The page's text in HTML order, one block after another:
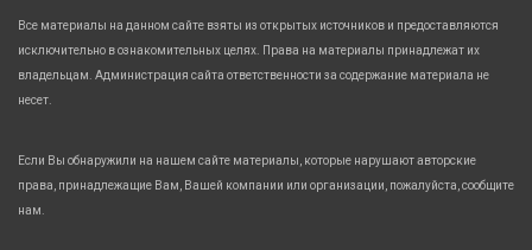
Все материалы на данном сайте взяты из открытых источников и предоставляются
исключительно в ознакомительных целях. Права на материалы принадлежат их
владельцам. Администрация сайта ответственности за содержание материала не
несет.
Если Вы обнаружили на нашем сайте материалы, которые нарушают авторские
права, принадлежащие Вам, Вашей компании или организации, пожалуйста, сообщите
нам.